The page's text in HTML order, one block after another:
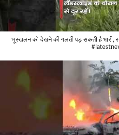
भूस्खलन को देखने की गलती पड़ सकती है भारी,